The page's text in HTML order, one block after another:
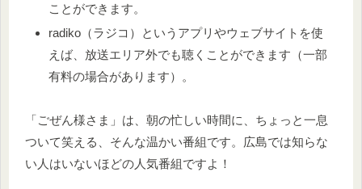
ことができます。
radiko（ラジコ）というアプリやウェブサイトを使
えば、放送エリア外でも聴くことができます（一部
有料の場合があります）。
「ごぜん様さま」は、朝の忙しい時間に、ちょっと一息
ついて笑える、そんな温かい番組です。広島では知らな
い人はいないほどの人気番組ですよ！